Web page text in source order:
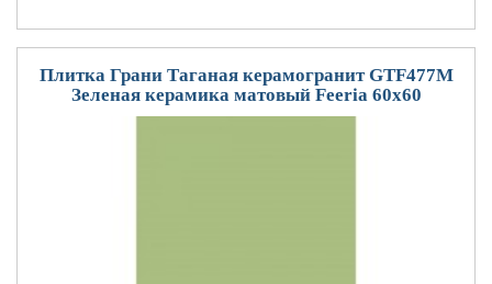
Плитка Грани Таганая керамогранит GTF477М
Зеленая керамика матовый Feeria 60x60